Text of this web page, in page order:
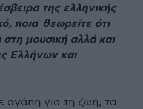
της ελληνικής
ποια θεωρείτε ότι
στη μουσική αλλά και
Ελλήνων και
αγάπη για τη ζωή, τα